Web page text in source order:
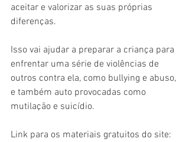
aceitar e valorizar as suas próprias
diferenças.
Isso vai ajudar a preparar a criança para
enfrentar uma série de violências de
outros contra ela, como bullying e abuso,
e também auto provocadas como
mutilação e suicídio.
Link para os materiais gratuitos do site: